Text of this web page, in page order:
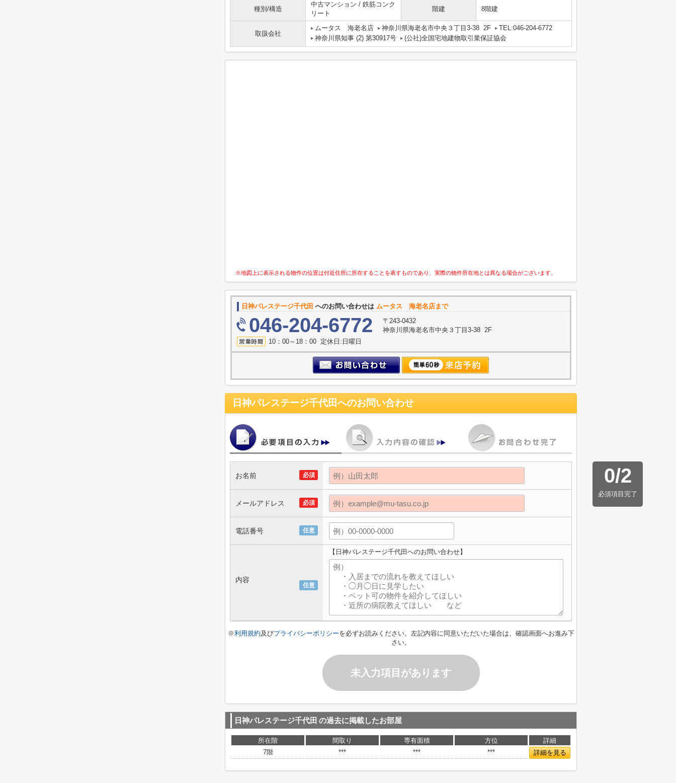
種別/構造
中古マンション / 鉄筋コンク
リート
階建 8階建
取扱会社
ムータス 海老名店 神奈川県海老名市中央３丁目3-38 2F
TEL:046-204-6772
神奈川県知事 (2) 第30917号
(公社)全国宅地建物取引業保証協会
※地図上に表示される物件の位置は付近住所に所在することを表すものであり、実際の物件所在地とは異なる場合がございます。
日神パレステージ千代田 へのお問い合わせは ムータス 海老名店まで
046-204-6772
〒243-0432
神奈川県海老名市中央３丁目3-38 2F
10：00～18：00 定休日:日曜日
日神パレステージ千代田へのお問い合わせ
0/2
必須項目完了
必須
お名前
必須
メールアドレス
任意
電話番号
任意
内容
【日神パレステージ千代田へのお問い合わせ】
※利用規約及びプライバシーポリシーを必ずお読みください。左記内容に同意いただいた場合は、確認画面へお進み下
さい。
未入力項目があります
日神パレステージ千代田 の過去に掲載したお部屋
所在階 間取り 専有面積 方位
詳細
7階
*** *** *** 詳細を見る